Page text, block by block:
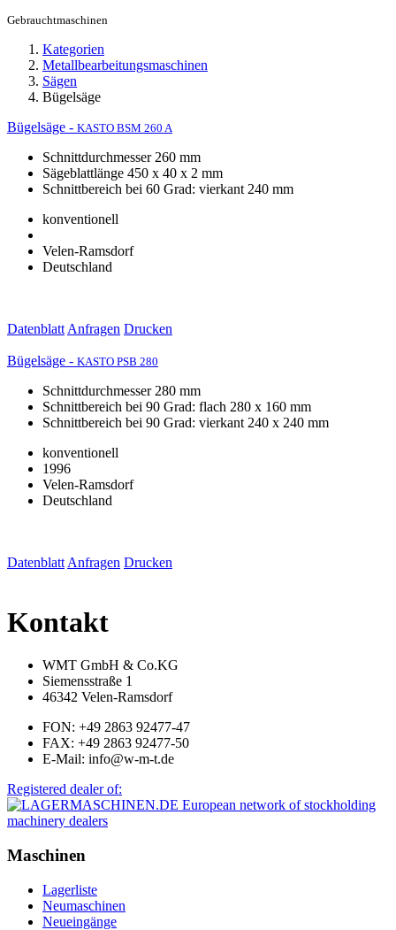
Gebrauchtmaschinen
Kategorien
Metallbearbeitungsmaschinen
Sägen
Bügelsäge
Bügelsäge - KASTO BSM 260 A
Schnittdurchmesser 260 mm
Sägeblattlänge 450 x 40 x 2 mm
Schnittbereich bei 60 Grad: vierkant 240 mm
konventionell
Velen-Ramsdorf
Deutschland
Datenblatt Anfragen Drucken
Bügelsäge - KASTO PSB 280
Schnittdurchmesser 280 mm
Schnittbereich bei 90 Grad: flach 280 x 160 mm
Schnittbereich bei 90 Grad: vierkant 240 x 240 mm
konventionell
1996
Velen-Ramsdorf
Deutschland
Datenblatt Anfragen Drucken
Kontakt
WMT GmbH & Co.KG
Siemensstraße 1
46342 Velen-Ramsdorf
FON: +49 2863 92477-47
FAX: +49 2863 92477-50
E-Mail: info@w-m-t.de
Registered dealer of:
Maschinen
Lagerliste
Neumaschinen
Neueingänge